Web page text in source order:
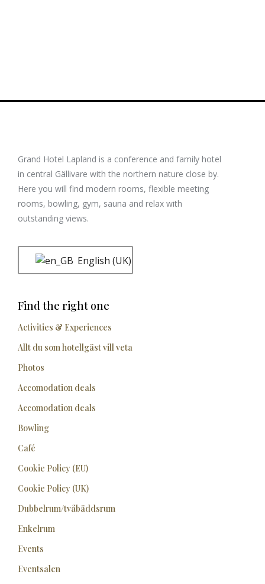
Grand Hotel Lapland is a conference and family hotel
in central Gällivare with the northern nature close by.
Here you will find modern rooms, flexible meeting
rooms, bowling, gym, sauna and relax with
outstanding views.
English (UK)
Find the right one
Activities & Experiences
Allt du som hotellgäst vill veta
Photos
Accomodation deals
Accomodation deals
Bowling
Café
Cookie Policy (EU)
Cookie Policy (UK)
Dubbelrum/tvåbäddsrum
Enkelrum
Events
Eventsalen